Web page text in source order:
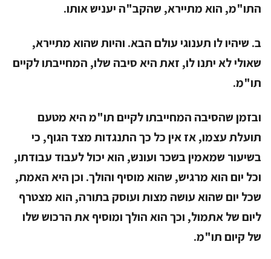
התו"מ, הוא מתיירא, שהקב"ה יעניש אותו.
ב. שיהיו לו תענוגי עולם הבא. והיות שהוא מתיירא,
שאולי לא יתנו לו, זאת היא סיבה שלו, המחייבתו לקיים
תו"מ.
ובזמן שהסיבה המחייבתו לקיים תו"מ היא מטעם
תועלת עצמו, אז אין כל כך התנגדות מצד הגוף, כי
בשיעור שמאמין בשכר ועונש, הוא יכול לעבוד עבודתו,
וכל יום הוא מרגיש, שהוא מוסיף והולך. וכן היא האמת,
שכל יום שהוא עושה מצות ועוסק בתורה, הוא מצטרף
ליום של אתמול, וכך הוא הולך ומוסיף את הרכוש שלו
של קיום תו"מ.